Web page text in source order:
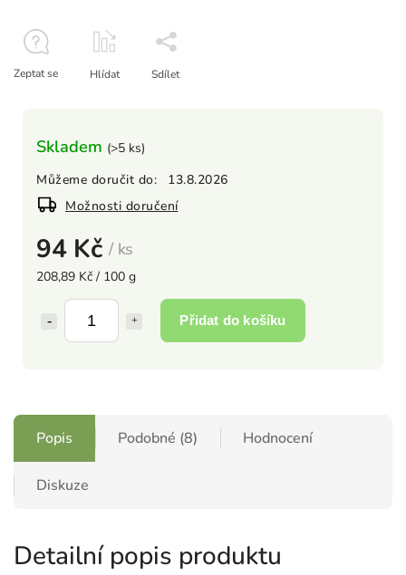
94 Kč/ ks
208,89 Kč / 100 g
Přidat do košíku
Skladem (>5 ks)
Můžeme doručit do:
13.8.2026
Možnosti doručení
Zeptat se Hlídat Sdílet
Popis Podobné (8) Hodnocení
Diskuze
Detailní popis produktu